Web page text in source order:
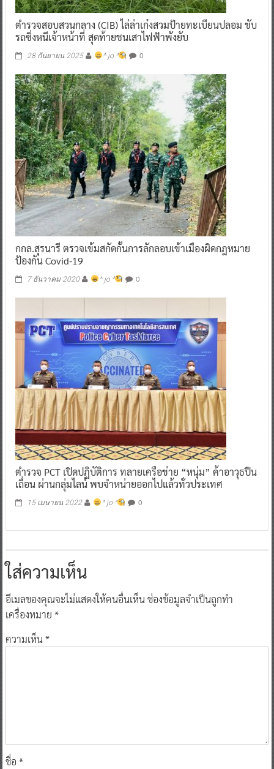
ตำรวจสอบสวนกลาง (CIB) ไล่ล่าเก๋งสวมป้ายทะเบียนปลอม ขับ
รถซิ่งหนีเจ้าหน้าที่ สุดท้ายชนเสาไฟฟ้าพังยับ
28 กันยายน 2025 ^ jo ^ 0
กกล.สุรนารี ตรวจเข้มสกัดกั้นการลักลอบเข้าเมืองผิดกฎหมาย
ป้องกัน Covid-19
7 ธันวาคม 2020 ^ jo ^ 0
ตำรวจ PCT เปิดปฏิบัติการ ทลายเครือข่าย “หนุ่ม” ค้าอาวุธปืน
เถื่อน ผ่านกลุ่มไลน์ พบจำหน่ายออกไปแล้วทั่วประเทศ
15 เมษายน 2022 ^ jo ^ 0
ใส่ความเห็น
อีเมลของคุณจะไม่แสดงให้คนอื่นเห็นช่องข้อมูลจำเป็นถูกทำ
เครื่องหมาย *
ความเห็น*
ชื่อ *